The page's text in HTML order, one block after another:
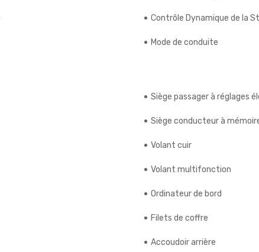
Contrôle Dynamique de la
Mode de conduite
Siège passager à réglages
Siège conducteur à
Volant cuir
Volant multifonction
Ordinateur de bord
Filets de coffre
Accoudoir arrière